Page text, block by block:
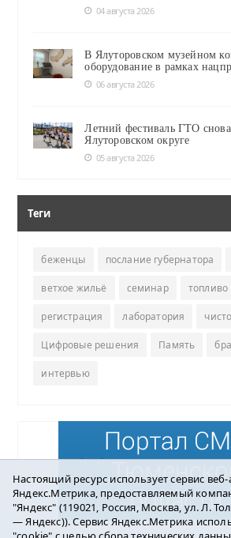
04 августа 2026
В Ялуторовском музейном
оборудование в рамках
06 августа 2026
Летний фестиваль ГТО
Ялуторовском округе
05 августа 2026
Теги
беженцы послание губернатора
ветхое жильё семинар топливо
регистрация лаборатория
Цифровые решения Память
интервью
Настоящий ресурс использует сервис
Яндекс.Метрика, предоставляемый
"Яндекс" (119021, Россия, Москва, ул. Л.
— Яндекс)). Сервис Яндекс.Метрика